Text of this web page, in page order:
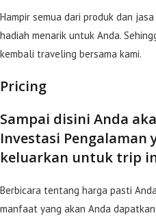
Hampir semua dari produk dan
hadiah menarik untuk Anda.
kembali traveling bersama kami.
Pricing
Sampai disini Anda
Investasi Pengalaman
keluarkan untuk trip
Berbicara tentang harga pasti
manfaat yang akan Anda